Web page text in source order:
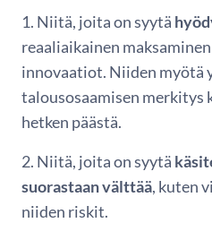
1. Niitä, joita on syytä
reaaliaikainen
innovaatiot. Niiden myötä
talousosaamisen merkitys
hetken päästä.
2. Niitä, joita on syytä
suorastaan välttää, kuten
niiden riskit.